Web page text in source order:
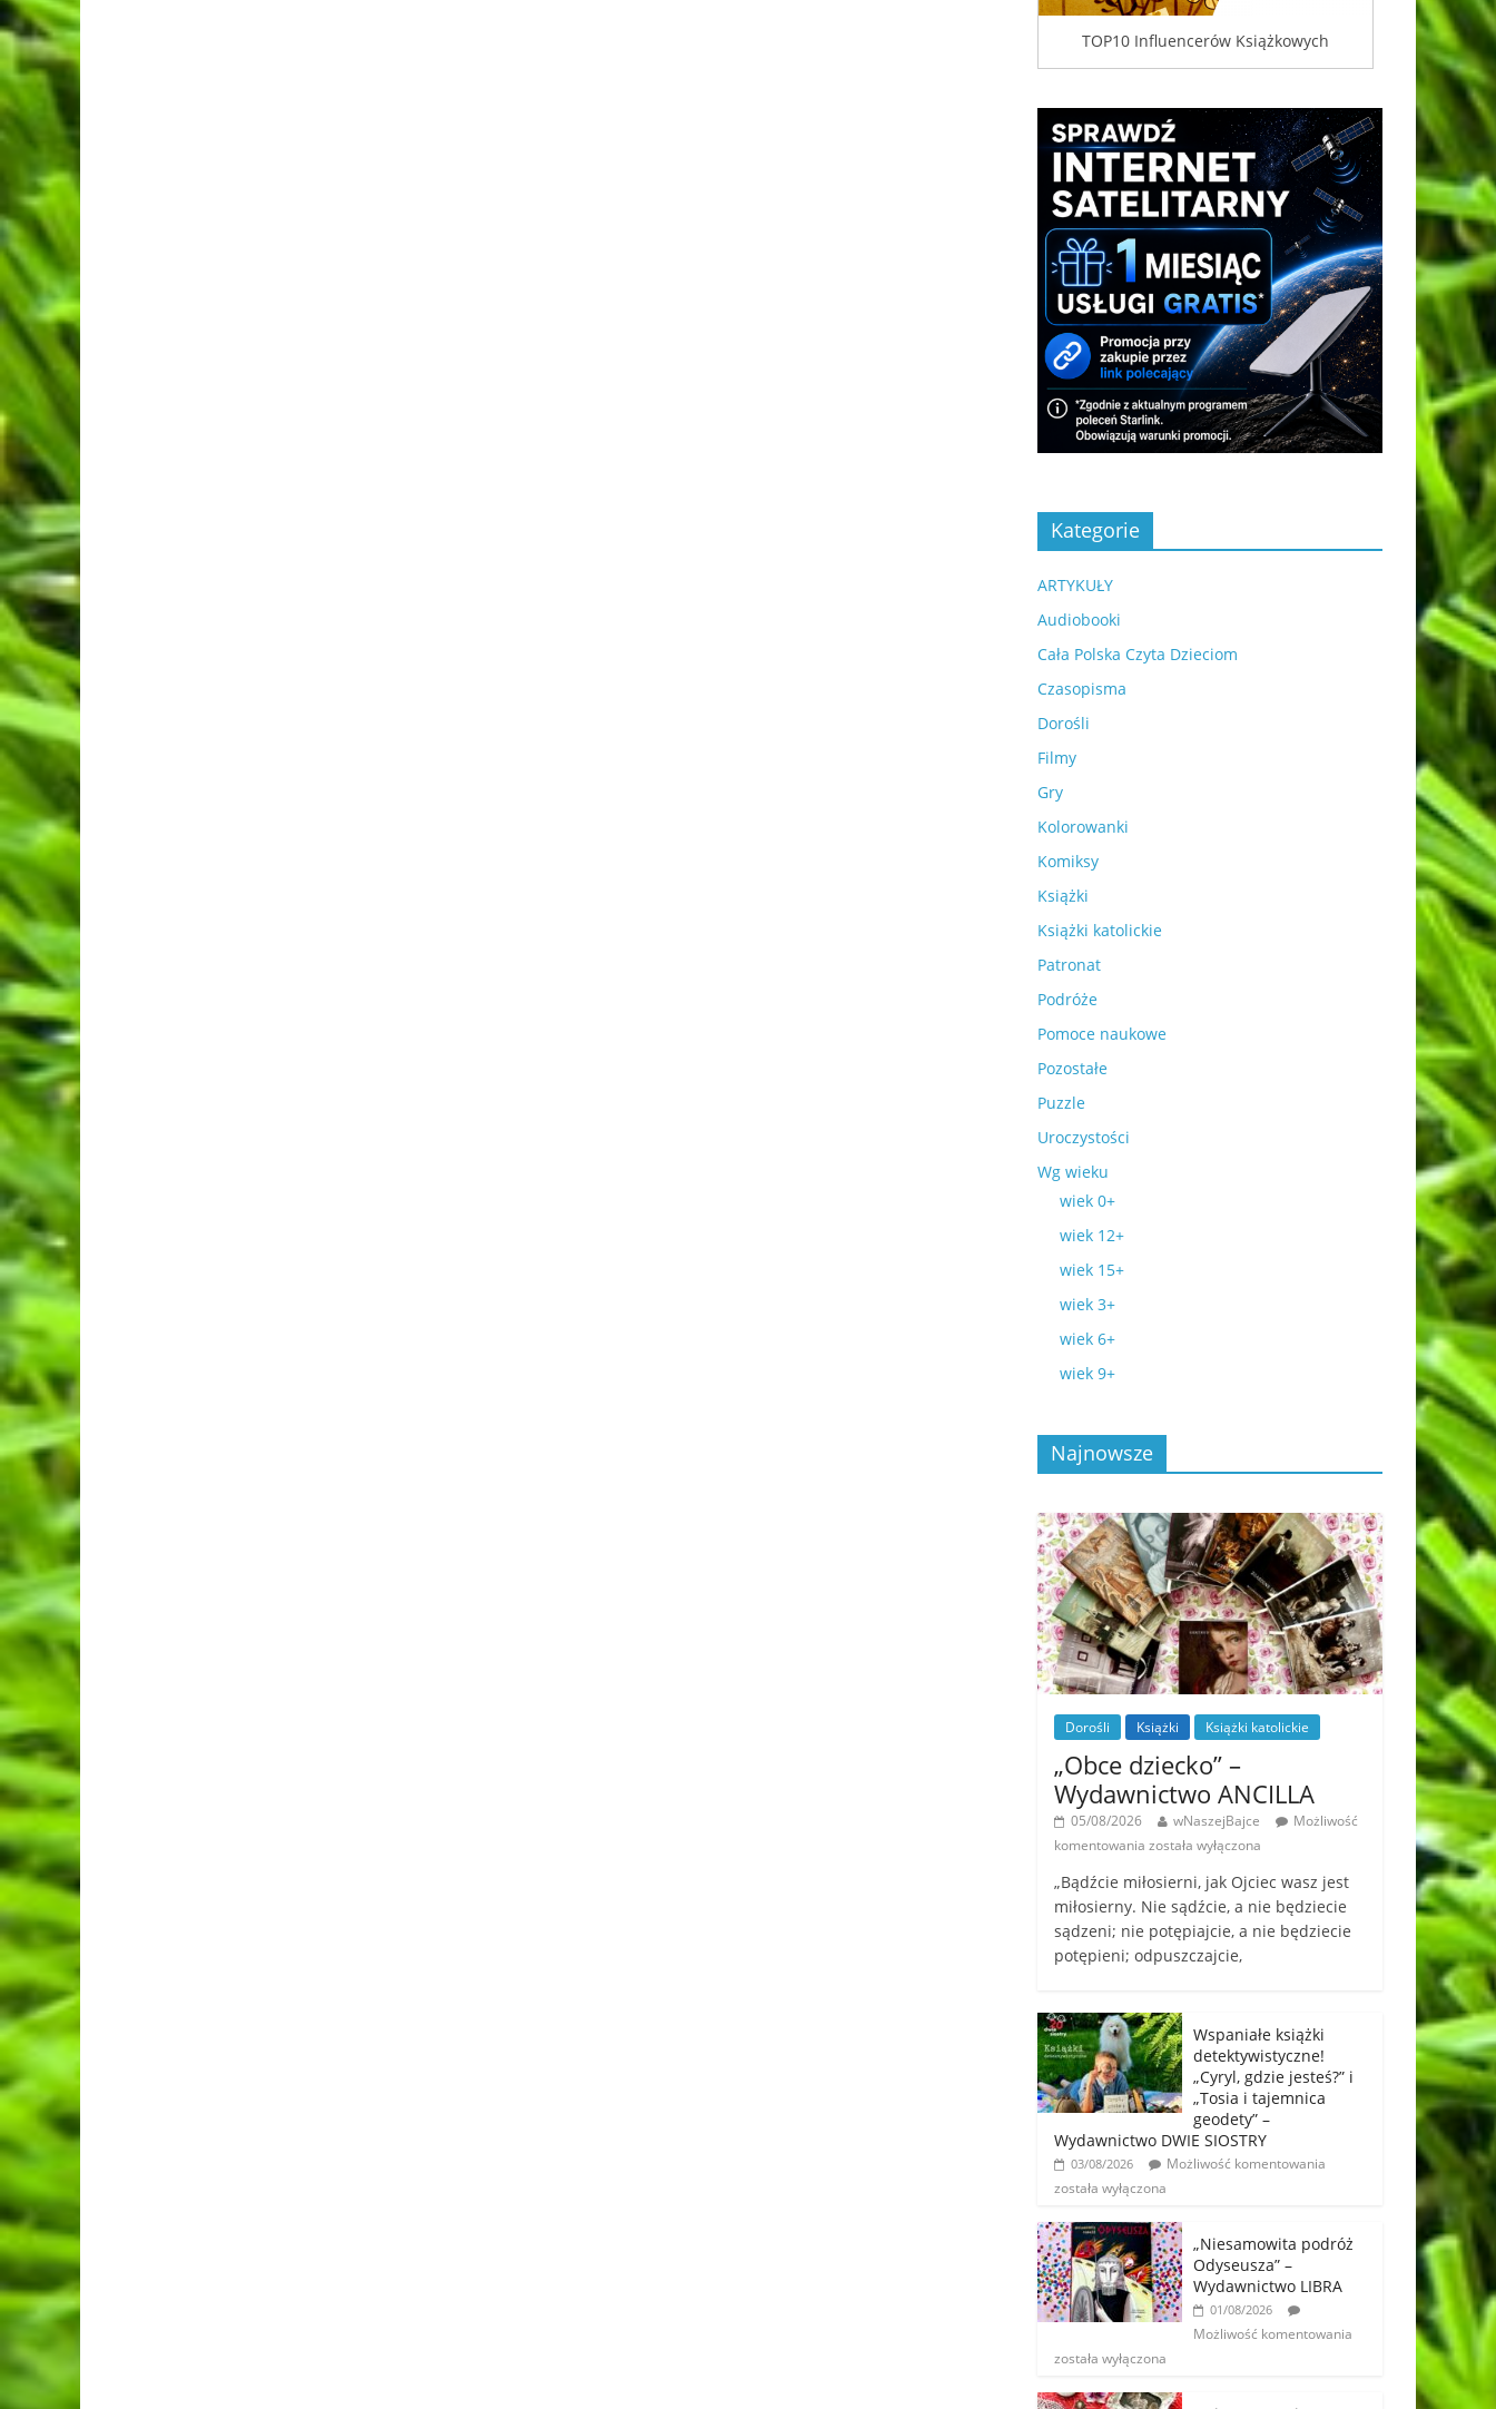
TOP10 Influencerów Książkowych
Kategorie
ARTYKUŁY
Audiobooki
Cała Polska Czyta Dzieciom
Czasopisma
Dorośli
Filmy
Gry
Kolorowanki
Komiksy
Książki
Książki katolickie
Patronat
Podróże
Pomoce naukowe
Pozostałe
Puzzle
Uroczystości
Wg wieku
wiek 0+
wiek 12+
wiek 15+
wiek 3+
wiek 6+
wiek 9+
Najnowsze
Dorośli Książki Książki katolickie
„Obce dziecko” –
Wydawnictwo ANCILLA
05/08/2026 wNaszejBajce
Możliwość
komentowania została wyłączona
„Bądźcie miłosierni, jak Ojciec wasz jest
miłosierny. Nie sądźcie, a nie będziecie
sądzeni; nie potępiajcie, a nie będziecie
potępieni; odpuszczajcie,
Wspaniałe książki
detektywistyczne!
„Cyryl, gdzie jesteś?” i
„Tosia i tajemnica
geodety” –
Wydawnictwo DWIE SIOSTRY
03/08/2026
Możliwość komentowania
została wyłączona
„Niesamowita podróż
Odyseusza” –
Wydawnictwo LIBRA
01/08/2026
Możliwość komentowania
została wyłączona